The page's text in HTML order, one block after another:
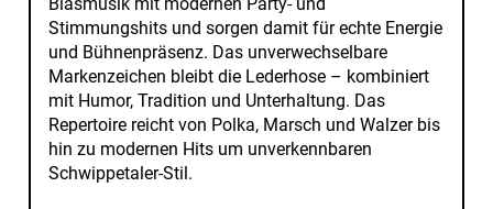
Stimmungshits und sorgen damit für echte Energie
und Bühnenpräsenz. Das unverwechselbare
Markenzeichen bleibt die Lederhose – kombiniert
mit Humor, Tradition und Unterhaltung. Das
Repertoire reicht von Polka, Marsch und Walzer bis
hin zu modernen Hits um unverkennbaren
Schwippetaler-Stil.